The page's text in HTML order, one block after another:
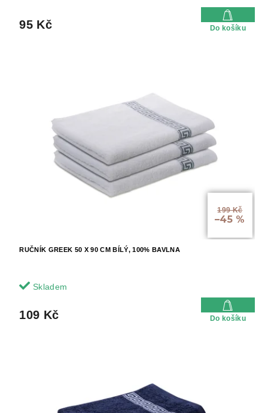
95 Kč Do košíku
199 Kč
–45 %
RUČNÍK GREEK 50 X 90 CM BÍLÝ, 100% BAVLNA
Skladem
109 Kč Do košíku